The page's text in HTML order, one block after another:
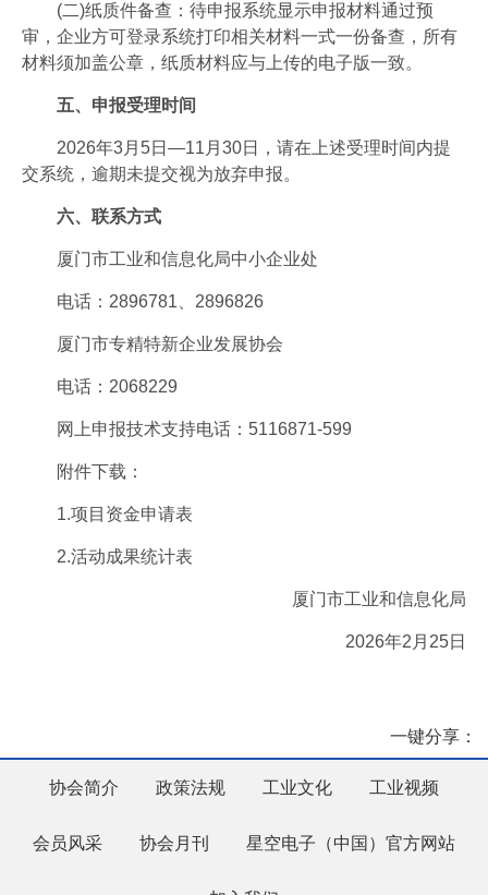
(二)纸质件备查：待申报系统显示申报材料通过预
审，企业方可登录系统打印相关材料一式一份备查，所有
材料须加盖公章，纸质材料应与上传的电子版一致。
五、申报受理时间
2026年3月5日—11月30日，请在上述受理时间内提
交系统，逾期未提交视为放弃申报。
六、联系方式
厦门市工业和信息化局中小企业处
电话：2896781、2896826
厦门市专精特新企业发展协会
电话：2068229
网上申报技术支持电话：5116871-599
附件下载：
1.项目资金申请表
2.活动成果统计表
厦门市工业和信息化局
2026年2月25日
一键分享：
协会简介 政策法规 工业文化 工业视频
会员风采 协会月刊 星空电子（中国）官方网站